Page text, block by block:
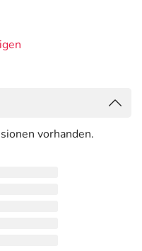
vorhanden.